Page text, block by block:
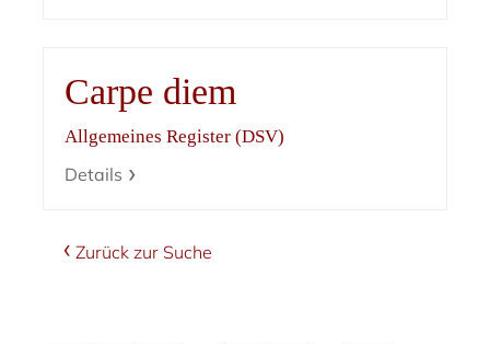
Carpe diem
Allgemeines Register (DSV)
Details
Zurück zur Suche